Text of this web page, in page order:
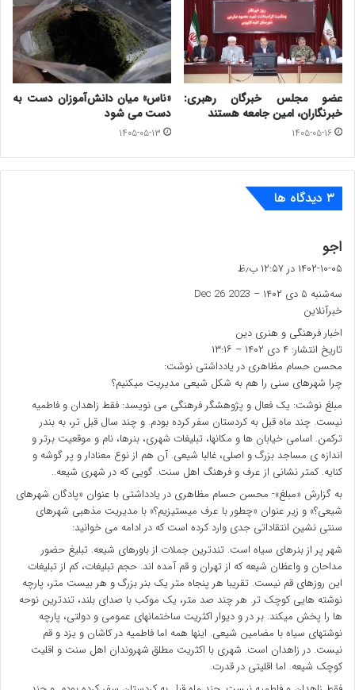
عضو مجلس خبرگان رهبری:
خبرنگاران، امین جامعه هستند
۱۴۰۵-۰۵-۱۶
«ناس» میان دانش‌آموزان دست به
دست می شود
۱۴۰۵-۰۵-۱۳
‫۳ دیدگاه ها
اجو
ف
:
۱۴۰۲-۱۰-۰۵ در ۱۲:۵۷ ب٫ظ
سه‌شنبه ۵ دی ۱۴۰۲ – Dec 26 2023
خبرآنلاین
اخبار فرهنگی و هنری دین
تاریخ انتشار: ۴ دی ۱۴۰۲ – ۱۳:۱۶
محسن حسام مظاهری در یادداشتی نوشت:
چرا شهرهای سنی را هم به شکل شیعی مدیریت میکنیم؟
مبلغ نوشت: یک فعال و پژوهشگر فرهنگی می نویسد: فقط زاهدان و فاطمیه
نیست. چند ماه قبل به کردستان سفر کرده بودم. و چند سال قبل تر، به بندر
ترکمن. اسامی خیابان ها و مکانها، تبلیغات شهری، بنرها، نام و موقعیت برتر و
اندازه ی مساجد بزرگ و اصلی، غالبا شیعی. آن هم از نوع معنادار و پر گوشه و
کنایه. کمتر نشانی از عرف و فرهنگ اهل سنت. گویی که در شهری شیعه..
به گزارش «مبلغ»- محسن حسام مظاهری در یادداشتی با عنوان «پادگان شهرهای
شیعی؟» و زیر عنوان «چطور با عرف میستیزیم؟» با مدیریت مذهبی شهرهای
سنتی نشین انتقاداتی جدی وارد کرده است که در ادامه می خوانید:
شهر پر از بنرهای سیاه است. تندترین جملات از باورهای شیعه. تبلیغ حضور
مداحان و واعظان شیعه که از تهران و قم آمده اند. حجم تبلیغات، کم از تبلیغات
این روزهای قم نیست. تقریبا هر پنجاه متر یک بنر بزرگ و هر بیست متر، پارچه
نوشته هایی کوچک تر. هر چند صد متر، یک موکب با صدای بلند، تندترین نوحه
ها را پخش میکند. بر در و دیوار اکثریت ساختمانهای عمومی و دولتی، پارچه
نوشتهای سیاه با مضامین شیعی. اینها همه اما فاطمیه در کاشان و یزد و قم
نیست. در زاهدان است. شهری با اکثریت مطلق شهروندان اهل سنت و اقلیت
کوچک شیعه. اما اقلیتی در قدرت.